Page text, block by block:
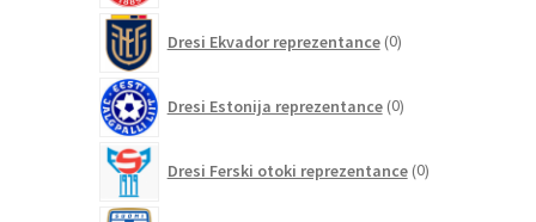
Dresi Ekvador reprezentance 0izdelkov
Dresi Estonija reprezentance 0izdelkov
Dresi Ferski otoki reprezentance 0izdelkov